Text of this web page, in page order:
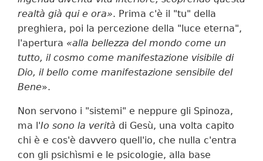
realtà già qui e ora». Prima c'è il "tu" della
preghiera, poi la percezione della "luce eterna",
l'apertura «alla bellezza del mondo come un
tutto, il cosmo come manifestazione visibile di
Dio, il bello come manifestazione sensibile del
Bene».
Non servono i "sistemi" e neppure gli Spinoza,
ma l'Io sono la verità di Gesù, una volta capito
chi è e cos'è davvero quell'io, che nulla c'entra
con gli psichìsmi e le psicologie, alla base